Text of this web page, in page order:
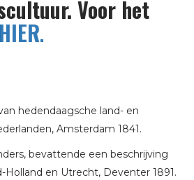
Voor het
HIER.
hedendaagsche land- en
Amsterdam 1841.
bevattende een beschrijving
Holland en Utrecht, Deventer 1891.